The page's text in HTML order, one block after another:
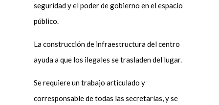
seguridad y el poder de gobierno en el espacio
público.
La construcción de infraestructura del centro
ayuda a que los ilegales se trasladen del lugar.
Se requiere un trabajo articulado y
corresponsable de todas las secretarías, y se